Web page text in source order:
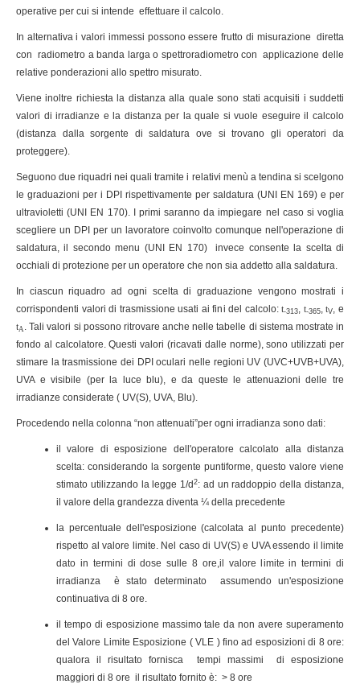
operative per cui si intende effettuare il calcolo.
In alternativa i valori immessi possono essere frutto di misurazione diretta
con radiometro a banda larga o spettroradiometro con applicazione delle
relative ponderazioni allo spettro misurato.
Viene inoltre richiesta la distanza alla quale sono stati acquisiti i suddetti
valori di irradianze e la distanza per la quale si vuole eseguire il calcolo
(distanza dalla sorgente di saldatura ove si trovano gli operatori da
proteggere).
Seguono due riquadri nei quali tramite i relativi menù a tendina si scelgono
le graduazioni per i DPI rispettivamente per saldatura (UNI EN 169) e per
ultravioletti (UNI EN 170). I primi saranno da impiegare nel caso si voglia
scegliere un DPI per un lavoratore coinvolto comunque nell'operazione di
saldatura, il secondo menu (UNI EN 170) invece consente la scelta di
occhiali di protezione per un operatore che non sia addetto alla saldatura.
In ciascun riquadro ad ogni scelta di graduazione vengono mostrati i
corrispondenti valori di trasmissione usati ai fini del calcolo:t-313, t-365,tV, e
tA. Tali valori si possono ritrovare anche nelle tabelle di sistema mostrate in
fondo al calcolatore. Questi valori (ricavati dalle norme), sono utilizzati per
stimare la trasmissione dei DPI oculari nelle regioni UV (UVC+UVB+UVA),
UVA e visibile (per la luce blu), e da queste le attenuazioni delle tre
irradianze considerate ( UV(S), UVA, Blu).
Procedendo nella colonna “non attenuati”per ogni irradianza sono dati:
il valore di esposizione dell'operatore calcolato alla distanza
scelta: considerando la sorgente puntiforme, questo valore viene
stimato utilizzando la legge 1/d2: ad un raddoppio della distanza,
il valore della grandezza diventa ¼ della precedente
la percentuale dell'esposizione (calcolata al punto precedente)
rispetto al valore limite. Nel caso di UV(S) e UVA essendo il limite
dato in termini di dose sulle 8 ore,il valore limite in termini di
irradianza è stato determinato assumendo un'esposizione
continuativa di 8 ore.
il tempo di esposizione massimo tale da non avere superamento
del Valore Limite Esposizione ( VLE ) fino ad esposizioni di 8 ore:
qualora il risultato fornisca tempi massimi di esposizione
maggiori di 8 ore il risultato fornito è: > 8 ore